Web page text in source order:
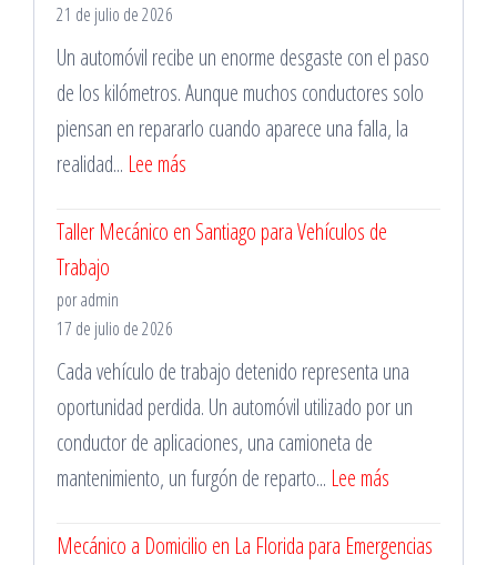
Cerca
de
Tí
Región
21 de julio de 2026
Un automóvil recibe un enorme desgaste con el paso
de los kilómetros. Aunque muchos conductores solo
piensan en repararlo cuando aparece una falla, la
realidad... Lee más
de
Taller Mecánico en Santiago para Vehículos de
Trabajo
por admin
17 de julio de 2026
Cada vehículo de trabajo detenido representa una
oportunidad perdida. Un automóvil utilizado por un
conductor de aplicaciones, una camioneta de
mantenimiento, un furgón de reparto... Lee más
Mecánico
Mecánico a Domicilio en La Florida para Emergencias